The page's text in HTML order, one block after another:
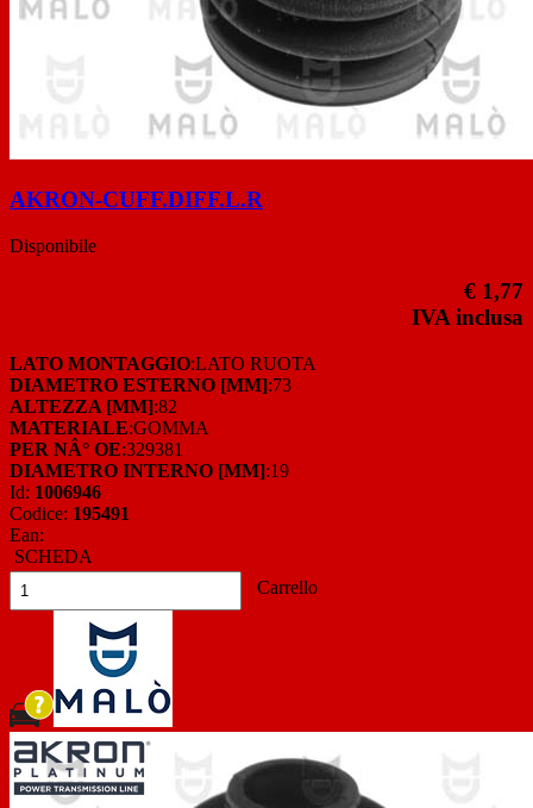
AKRON-CUFF.DIFF.L.R
Disponibile
€ 1,77
IVA inclusa
LATO MONTAGGIO:LATO RUOTA
DIAMETRO ESTERNO [MM]:73
ALTEZZA [MM]:82
MATERIALE:GOMMA
PER NÂ° OE:329381
DIAMETRO INTERNO [MM]:19
Id: 1006946
Codice: 195491
Ean:
SCHEDA
Carrello